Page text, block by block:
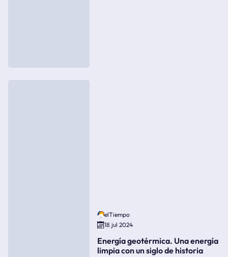
elTiempo
18 jul 2024
Energía geotérmica. Una energía
limpia con un siglo de historia